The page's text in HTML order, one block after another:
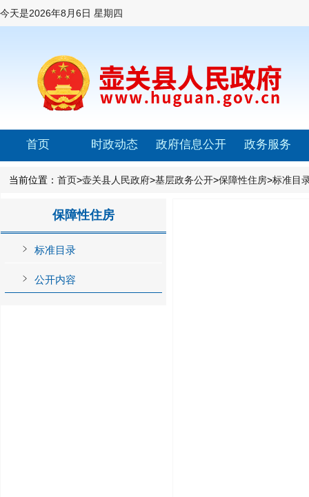
今天是2026年8月6日 星期四
首页 时政动态 政府信息公开 政务服务
当前位置： 首页>壶关县人民政府>基层政务公开>保障性住房>标准目
保障性住房
标准目录
公开内容